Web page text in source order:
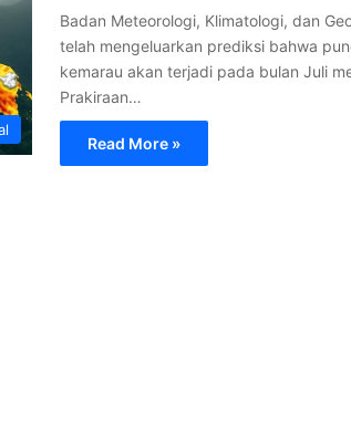
Badan Meteorologi, Klimatologi, dan
telah mengeluarkan prediksi bahwa
kemarau akan terjadi pada bulan Juli
Prakiraan…
Read More »